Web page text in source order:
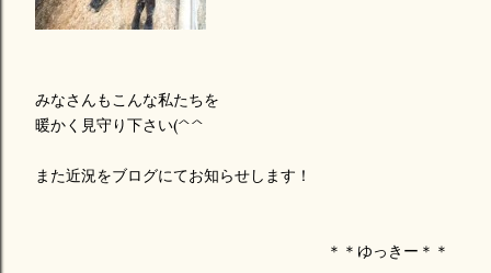
みなさんもこんな私たちを
暖かく見守り下さい(^^ゞ
また近況をブログにてお知らせします！
＊＊ゆっきー＊＊